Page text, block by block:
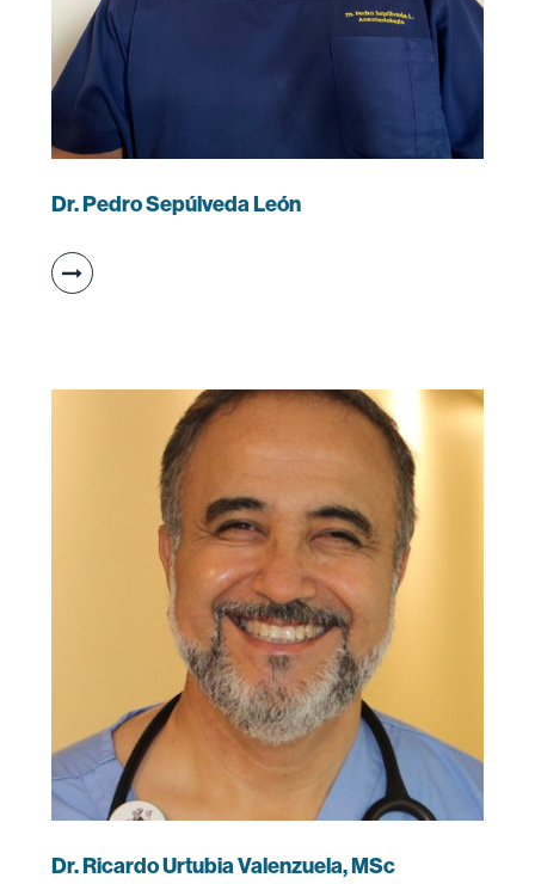
Dr. Pedro Sepúlveda León
Dr. Ricardo Urtubia Valenzuela, MSc